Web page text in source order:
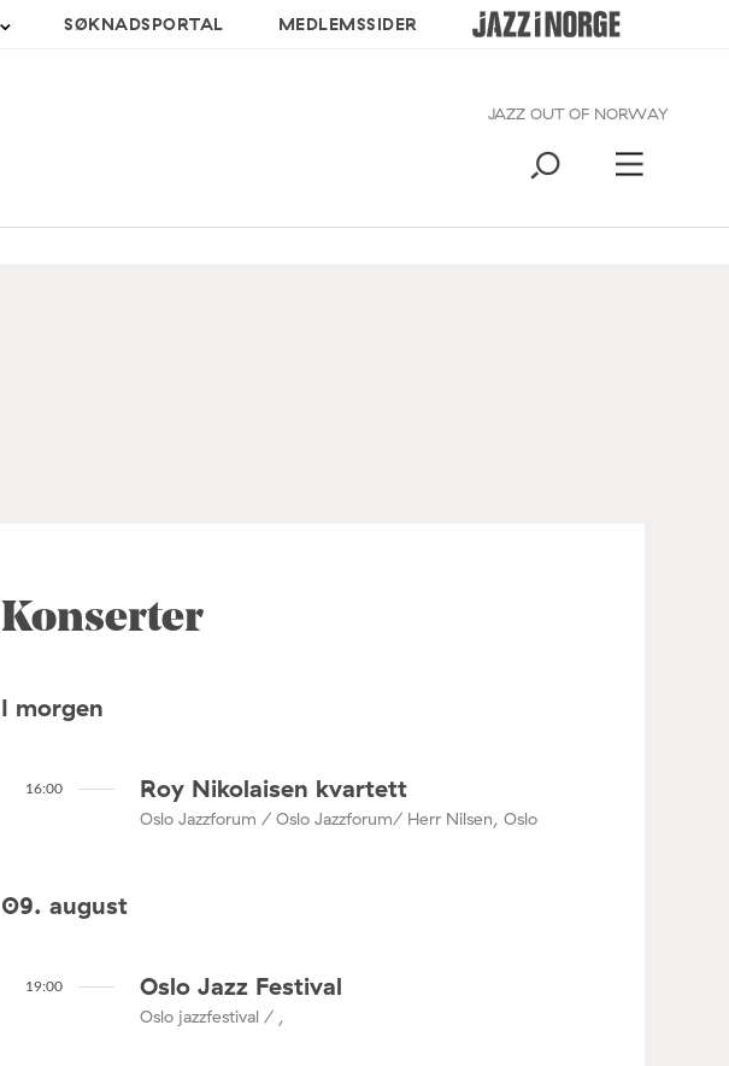
SØKNADSPORTAL MEDLEMSSIDER
JAZZ OUT OF NORWAY
Konserter
I morgen
16:00 Roy Nikolaisen kvartett
Oslo Jazzforum / Oslo Jazzforum/ Herr Nilsen, Oslo
09. august
19:00 Oslo Jazz Festival
Oslo jazzfestival / ,